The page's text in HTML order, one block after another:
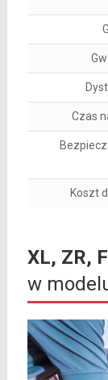
Czas
Koszt
XL, ZR,
w